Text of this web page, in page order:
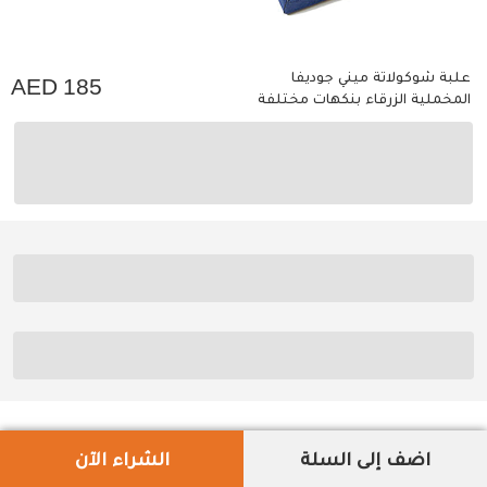
علبة شوكولاتة ميني جوديفا
المخملية الزرقاء بنكهات مختلفة
185
اضف إلى السلة الشراء الآن